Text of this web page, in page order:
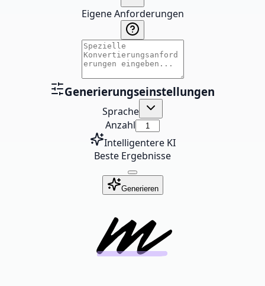
Eigene Anforderungen
Generierungseinstellungen
Sprache
Anzahl
Intelligentere KI
Beste Ergebnisse
Generieren